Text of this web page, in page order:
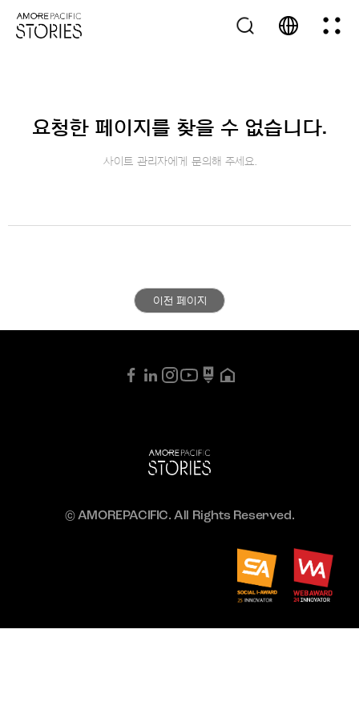
요청한 페이지를 찾을 수 없습니다.
사이트 관리자에게 문의해 주세요.
이전 페이지
© AMOREPACIFIC. All Rights Reserved.